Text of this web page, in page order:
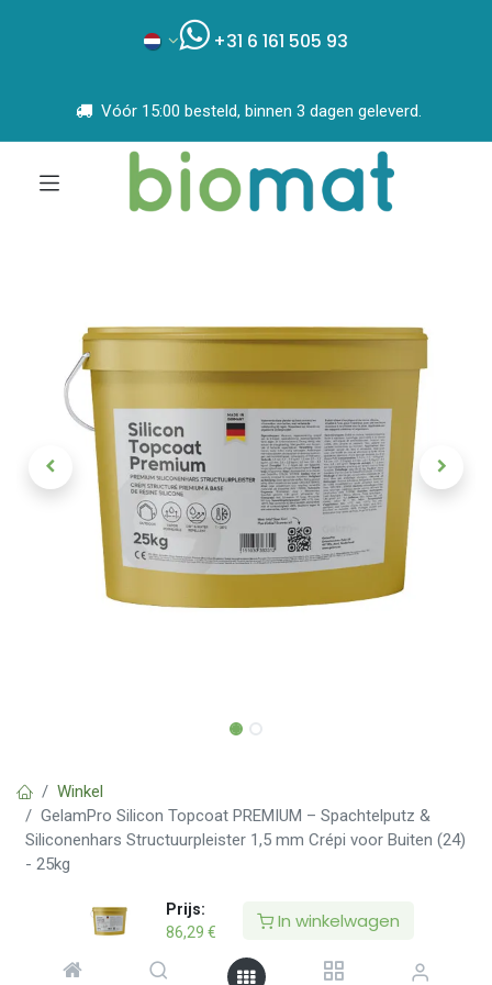
Prijs:
86,29 € In winkelwagen
+31 6 161 505 93
Vóór 15:00 besteld, binnen 3 dagen geleverd.
Winkel
GelamPro Silicon Topcoat PREMIUM – Spachtelputz &
Siliconenhars Structuurpleister 1,5 mm Crépi voor Buiten (24)
- 25kg
GelamPro Silicon Topcoat PREMIUM –
Spachtelputz & Siliconenhars